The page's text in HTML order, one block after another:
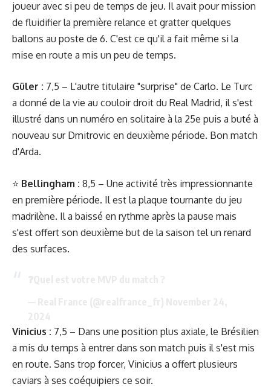
joueur avec si peu de temps de jeu. Il avait pour mission
de fluidifier la première relance et gratter quelques
ballons au poste de 6. C'est ce qu'il a fait même si la
mise en route a mis un peu de temps.
Güler : 7,5 – L'autre titulaire "surprise" de Carlo. Le Turc
a donné de la vie au couloir droit du Real Madrid, il s'est
illustré dans un numéro en solitaire à la 25e puis a buté à
nouveau sur Dmitrovic en deuxième période. Bon match
d'Arda.
⭐️ Bellingham : 8,5 – Une activité très impressionnante
en première période. Il est la plaque tournante du jeu
madrilène. Il a baissé en rythme après la pause mais
s'est offert son deuxième but de la saison tel un renard
des surfaces.
Vinicius : 7,5 – Dans une position plus axiale, le Brésilien
a mis du temps à entrer dans son match puis il s'est mis
en route. Sans trop forcer, Vinicius a offert plusieurs
caviars à ses coéquipiers ce soir.